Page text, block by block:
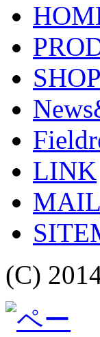
SHOP
LINK
MAIL
(C)